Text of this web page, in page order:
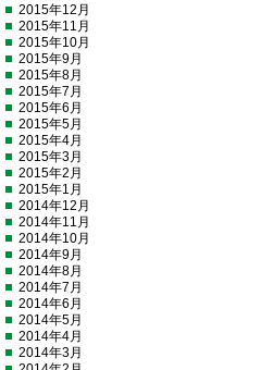
2015年12月
2015年11月
2015年10月
2015年9月
2015年8月
2015年7月
2015年6月
2015年5月
2015年4月
2015年3月
2015年2月
2015年1月
2014年12月
2014年11月
2014年10月
2014年9月
2014年8月
2014年7月
2014年6月
2014年5月
2014年4月
2014年3月